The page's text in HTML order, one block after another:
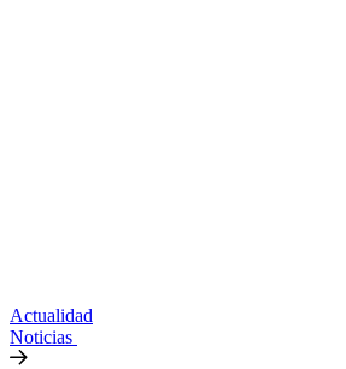
Actualidad
Noticias